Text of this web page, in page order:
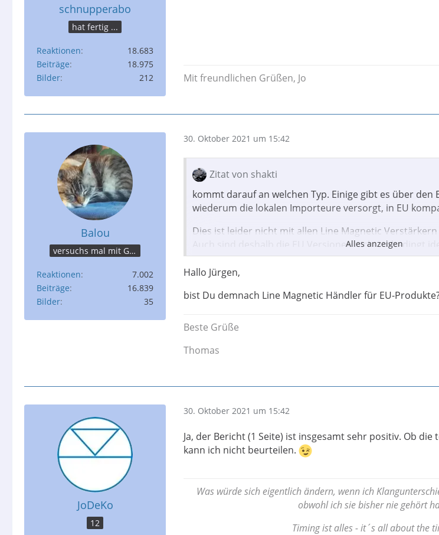
schnupperabo
hat fertig ...
Reaktionen
18.683
Beiträge
18.975
Bilder
212 Mit freundlichen Grüßen, Jo
Balou
versuchs mal mit Gemütlichkeit...
Reaktionen
7.002
Beiträge
16.839
Bilder
35
30. Oktober 2021 um 15:42
Zitat von shakti
kommt darauf an welchen Typ. Einige gibt es über den
wiederum die lokalen Importeure versorgt, in EU
Dies ist leider nicht mit allen Line Magnetic Verstärkern
Auch sind deshalb die EU Versionen nicht unbedingt
angebotenen Amps, auch wenn die
Produkte.
Insofern sind die von mir angebotenen Line Magnetic
Im shop von IAD sind die aktuell verfügbaren Produkte
aber nicht in D auf Lager, können aber auf Wunsch
https://www.line-magnetic.eu/en/products-li…ine-
Juergen
Alles anzeigen
Hallo Jürgen,
bist Du demnach Line Magnetic Händler für EU-
Beste Grüße
Thomas
JoDeKo
12
30. Oktober 2021 um 15:42
Ja, der Bericht (1 Seite) ist insgesamt sehr positiv. Ob
kann ich nicht beurteilen.
Was würde sich eigentlich ändern, wenn ich
obwohl ich sie bisher nie gehört
Timing ist alles - it´s all about the